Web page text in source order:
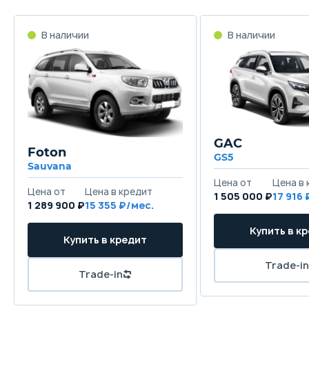
Foton
Sauvana
1 289 900 ₽15 355
GAC
GS5
1 505 000 ₽17 916